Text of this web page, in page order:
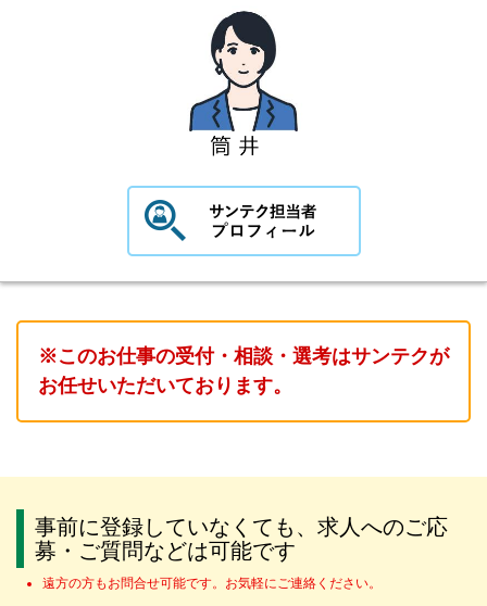
※このお仕事の受付・相談・選考はサンテクが
お任せいただいております。
事前に登録していなくても、求人へのご応
募・ご質問などは可能です
遠方の方もお問合せ可能です。お気軽にご連絡ください。